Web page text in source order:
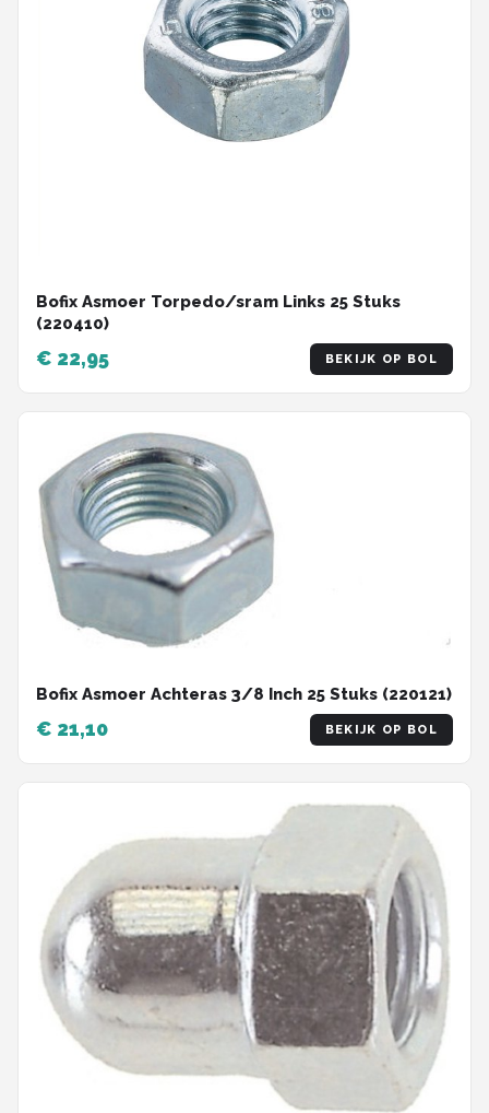
Bofix Asmoer Torpedo/sram Links 25 Stuks
(220410)
€ 22,95 BEKIJK OP BOL
Bofix Asmoer Achteras 3/8 Inch 25 Stuks (220121)
€ 21,10 BEKIJK OP BOL